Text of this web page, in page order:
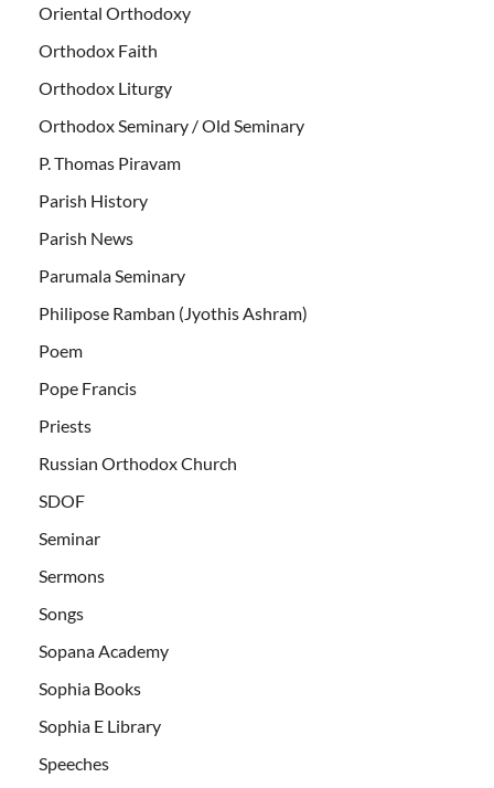
Oriental Orthodoxy
Orthodox Faith
Orthodox Liturgy
Orthodox Seminary / Old Seminary
P. Thomas Piravam
Parish History
Parish News
Parumala Seminary
Philipose Ramban (Jyothis Ashram)
Poem
Pope Francis
Priests
Russian Orthodox Church
SDOF
Seminar
Sermons
Songs
Sopana Academy
Sophia Books
Sophia E Library
Speeches